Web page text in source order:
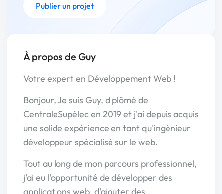
Publier un projet
À propos de Guy
Votre expert en Développement Web !
Bonjour, Je suis Guy, diplômé de
CentraleSupélec en 2019 et j'ai depuis acquis
une solide expérience en tant qu'ingénieur
développeur spécialisé sur le web.
Tout au long de mon parcours professionnel,
j'ai eu l'opportunité de développer des
applications web, d'ajouter des